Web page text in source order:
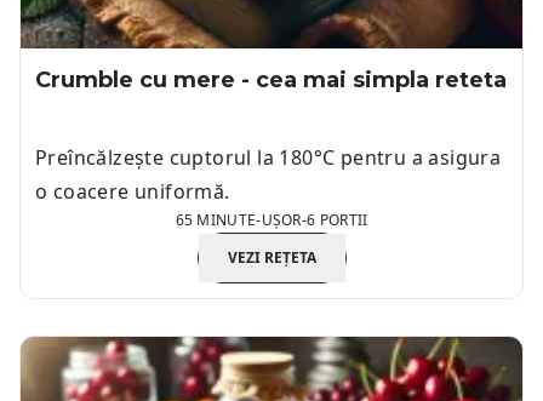
Crumble cu mere - cea mai simpla reteta
Preîncălzește cuptorul la 180°C pentru a asigura
o coacere uniformă.
65 MINUTE-UȘOR-6 PORTII
VEZI REȚETA